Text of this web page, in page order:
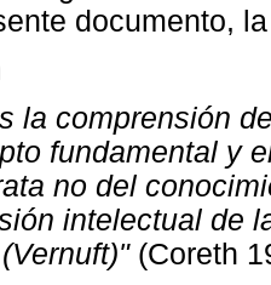
documento,
la comprensión
fundamental y
no del
intelectual de
(Coreth